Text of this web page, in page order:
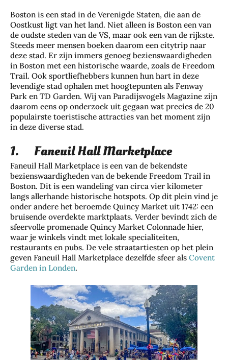
Boston is een stad in de Verenigde Staten, die aan de
Oostkust ligt van het land. Niet alleen is Boston een van
de oudste steden van de VS, maar ook een van de rijkste.
Steeds meer mensen boeken daarom een citytrip naar
deze stad. Er zijn immers genoeg bezienswaardigheden
in Boston met een historische waarde, zoals de Freedom
Trail. Ook sportliefhebbers kunnen hun hart in deze
levendige stad ophalen met hoogtepunten als Fenway
Park en TD Garden. Wij van Paradijsvogels Magazine zijn
daarom eens op onderzoek uit gegaan wat precies de 20
populairste toeristische attracties van het moment zijn
in deze diverse stad.
1. Faneuil Hall Marketplace
Faneuil Hall Marketplace is een van de bekendste
bezienswaardigheden van de bekende Freedom Trail in
Boston. Dit is een wandeling van circa vier kilometer
langs allerhande historische hotspots. Op dit plein vind je
onder andere het beroemde Quincy Market uit 1742: een
bruisende overdekte marktplaats. Verder bevindt zich de
sfeervolle promenade Quincy Market Colonnade hier,
waar je winkels vindt met lokale specialiteiten,
restaurants en pubs. De vele straatartiesten op het plein
geven Faneuil Hall Marketplace dezelfde sfeer als Covent
Garden in Londen.